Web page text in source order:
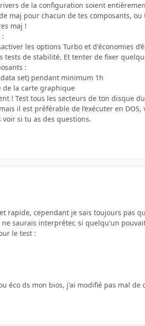
de la configuration soient
maj pour chacun de tes composants,
maj !
les options Turbo et d'économies
tests de stabilité. Et tenter de fixer
:
set) pendant minimum 1h
de la carte graphique
! Test tous les secteurs de ton disque
il est préférable de l’exécuter en DOS,
voir si tu as des questions.
rapide, cependant je sais toujours pas
ne saurais interpréter, si quelqu'un
le test :
éco ds mon bios, j'ai modifié pas mal